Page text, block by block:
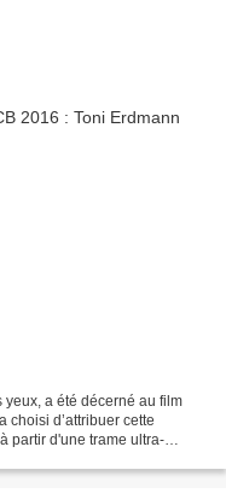
a été décerné au film
choisi d’attribuer cette
partir d'une trame ultra-